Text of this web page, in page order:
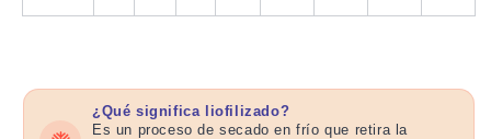
¿Qué significa liofilizado?
Es un proceso de secado en frío que retira la